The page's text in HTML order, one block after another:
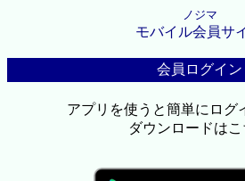
ノジマ
モバイル会員サ
会員ログイン
アプリを使うと簡単にログ
ダウンロードはこ